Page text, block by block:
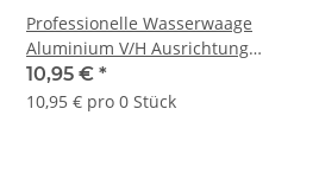
Professionelle Wasserwaage
Aluminium V/H Ausrichtung
Pulverbeschichtet 40cm
10,95 € *
10,95 € pro 0 Stück